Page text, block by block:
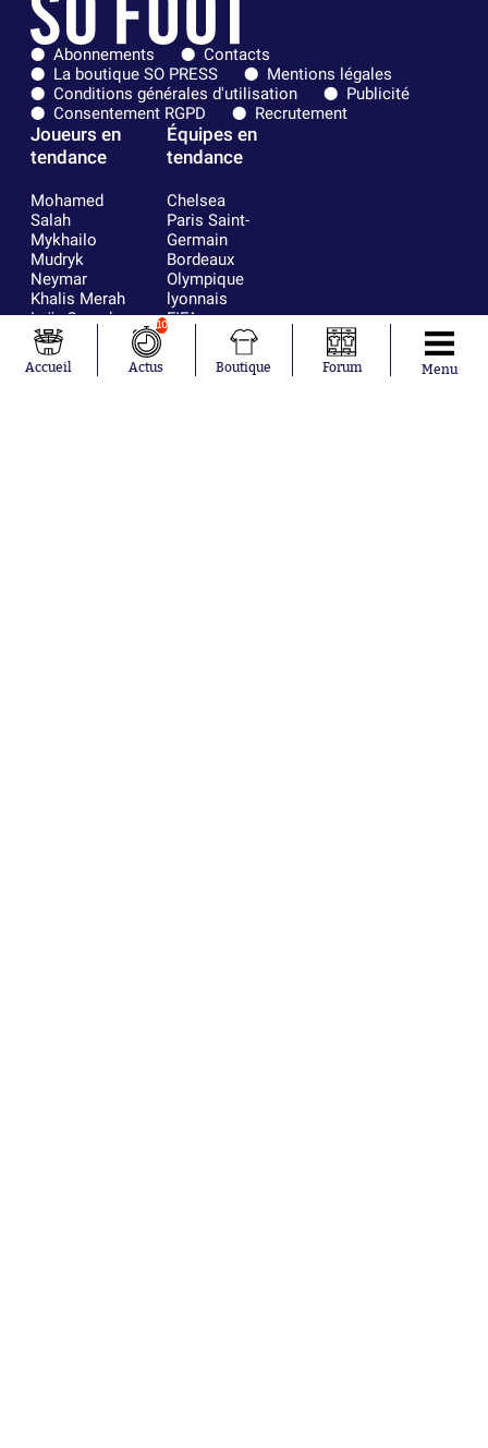
Abonnements
Contacts
La boutique SO PRESS
Mentions légales
Conditions générales d'utilisation
Publicité
Consentement RGPD
Recrutement
Joueurs en
tendance
Mohamed
Salah
Mykhailo
Mudryk
Neymar
Khalis Merah
Loïs Openda
Moussa
Niakhaté
Nicolás
Équipes en
tendance
Chelsea
Paris Saint-
Germain
Bordeaux
Olympique
lyonnais
FIFA
Real Madrid
RC Strasbourg
AC Milan
Accueil
10
Actus Boutique Forum Menu